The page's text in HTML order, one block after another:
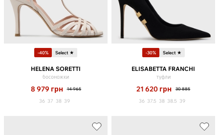
-40% Select ★
HELENA SORETTI
босоножки
8 979 грн 14 965
36 37 38 39
-30% Select ★
ELISABETTA FRANCHI
туфли
21 620 грн 30 885
36 37.5 38 38.5 39